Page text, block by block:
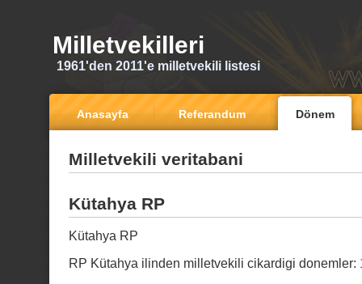
Milletvekilleri
1961'den 2011'e milletvekili listesi
Anasayfa Referandum Dönem
Milletvekili veritabani
Kütahya RP
Kütahya RP
RP Kütahya ilinden milletvekili cikardigi donemler: